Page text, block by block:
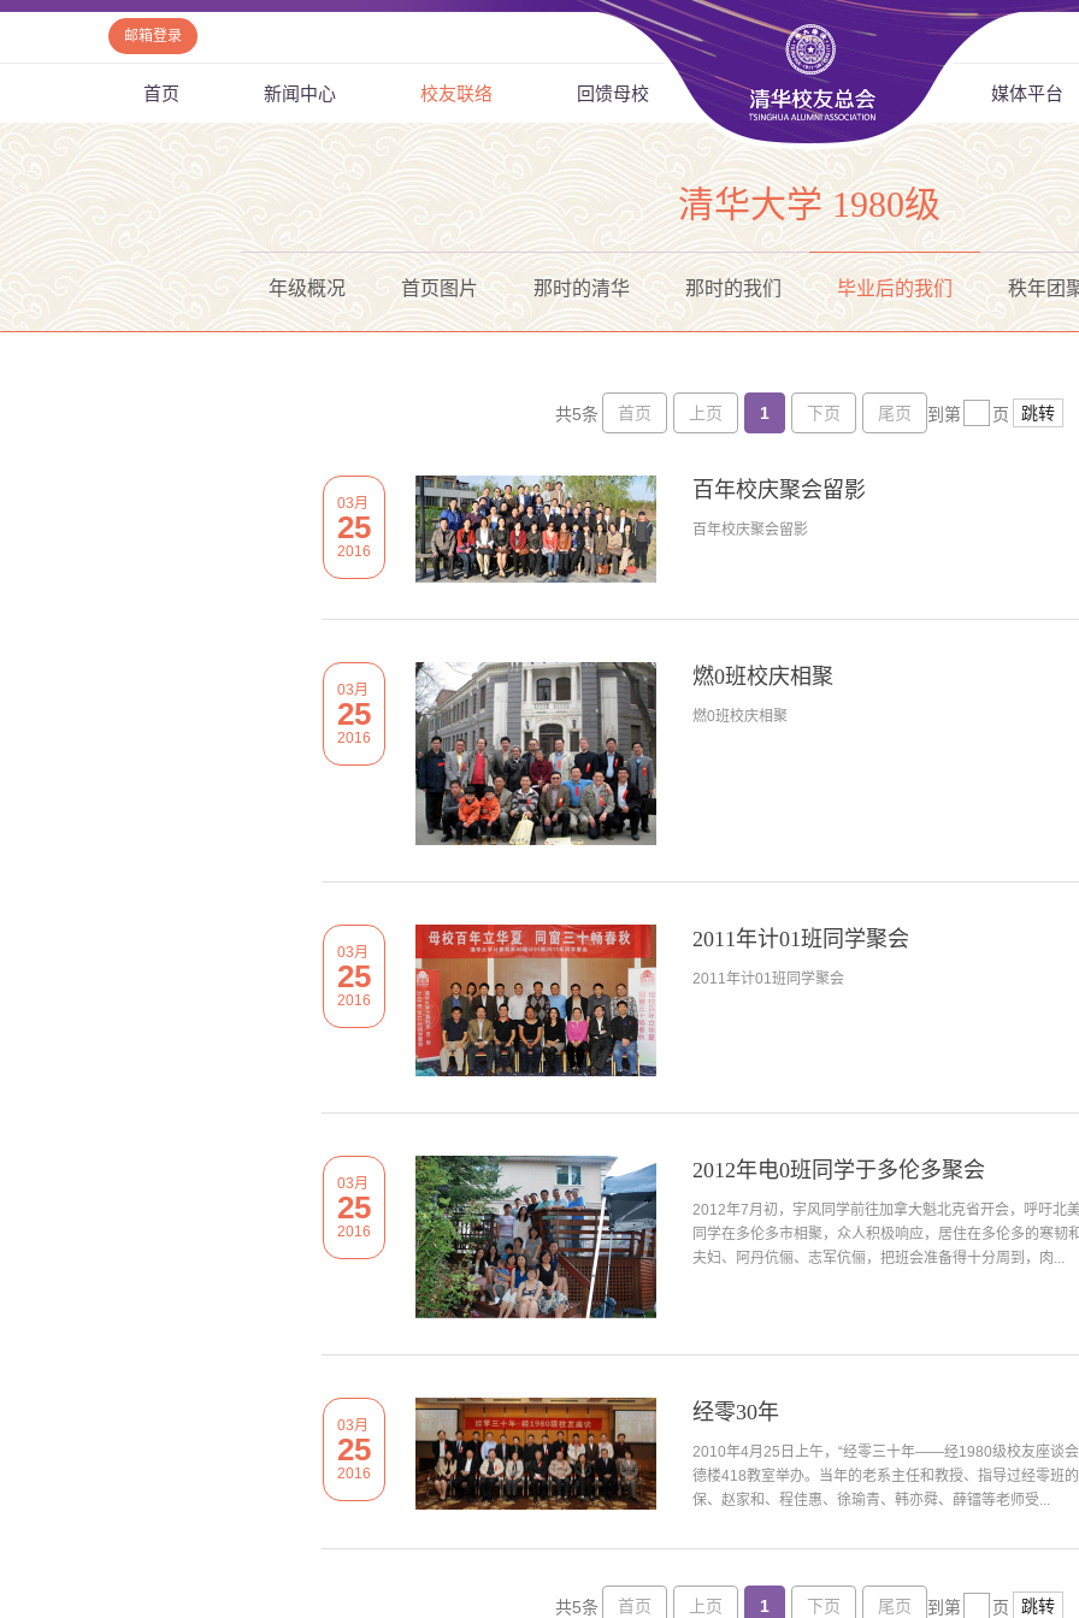
邮箱登录
首页 新闻中心 校友联络 回馈母校 媒体平台
清华大学 1980级
年级概况 首页图片 那时的清华 那时的我们 毕业后的我们 秩年团
共5条 首页 上页 1 下页 尾页 到第 页 跳转
03月
25
2016
百年校庆聚会留影
百年校庆聚会留影
03月
25
2016
燃0班校庆相聚
燃0班校庆相聚
03月
25
2016
2011年计01班同学聚会
2011年计01班同学聚会
03月
25
2016
2012年电0班同学于多伦多聚会
2012年7月初，宇风同学前往加拿大魁北克省开会，呼吁北
同学在多伦多市相聚，众人积极响应，居住在多伦多的寒韧
夫妇、阿丹伉俪、志军伉俪，把班会准备得十分周到，肉...
03月
25
2016
经零30年
2010年4月25日上午，“经零三十年——经1980级校友座谈会
德楼418教室举办。当年的老系主任和教授、指导过经零班
保、赵家和、程佳惠、徐瑜青、韩亦舜、薛镭等老师受...
共5条 首页 上页 1 下页 尾页 到第 页 跳转